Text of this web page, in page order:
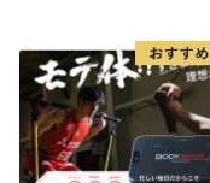
ル」をはじめ、ド
数多く起用されて
超えた趣のある木
選出されています
10駅（今後、国営